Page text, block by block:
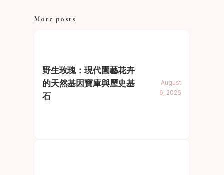
More posts
野生玫瑰：現代園藝花卉
的天然基因寶庫與歷史基
石
August
6, 2026